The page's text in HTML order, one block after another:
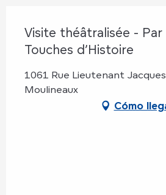
Visite théâtralisée - Par
Touches d’Histoire
1061 Rue Lieutenant
Moulineaux
Cómo